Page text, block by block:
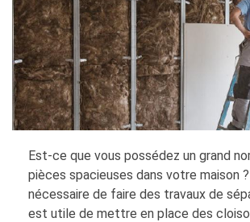
Est-ce que vous possédez un grand
pièces spacieuses dans votre maison
nécessaire de faire des travaux de
est utile de mettre en place des